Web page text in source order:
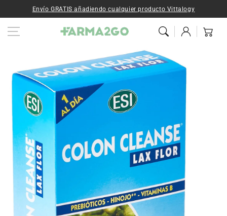
Ir al contenidoEnvío GRATIS añadiendo cualquier producto Vittalogy
Iniciar
sesión
Carrito
producto